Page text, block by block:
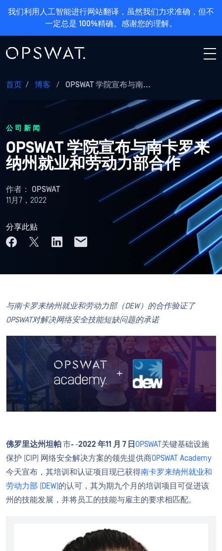
我们利用人工智能进行网站翻译，虽然我们力求准确，但不
一定总是 100%精确。感谢您的理解。
首页 / 博客 / OPSWAT 学院宣布与南...
公司新闻
OPSWAT 学院宣布与南卡罗来
纳州就业和劳动力部合作
作者： OPSWAT
11月7，2022
分享此贴
与南卡罗来纳州就业和劳动力部（DEW）的合作验证了
OPSWAT对解决网络安全技能短缺问题的承诺
佛罗里达州坦帕市--2022 年11 月 7 日 OPSWAT关键基础设施
保护 (CIP) 网络安全解决方案的领先提供商OPSWAT Academy
今天宣布，其培训和认证项目现已获得南卡罗来纳州就业和
劳动力部 (DEW)的认可，其为期九个月的培训项目可促进该
州的技能发展，并将员工的技能与雇主的要求相匹配。